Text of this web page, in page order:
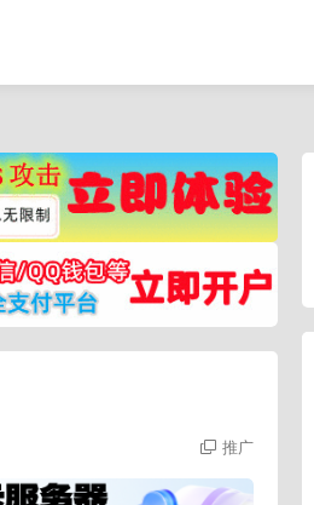
推广